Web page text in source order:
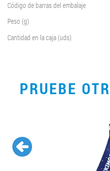
Código de barras del embalaje
Peso (g)
Cantidad en la caja (uds)
PRUEBE